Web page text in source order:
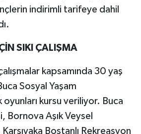
indirimli tarifeye dahil
SIKI ÇALIŞMA
kapsamında 30 yaş
Sosyal Yaşam
oyunları kursu veriliyor. Buca
Bornova Aşık Veysel
Karşıyaka Bostanlı Rekreasyon